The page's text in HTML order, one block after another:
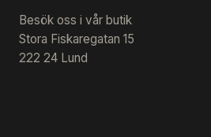
Besök oss i vår butik
Stora Fiskaregatan 15
222 24 Lund